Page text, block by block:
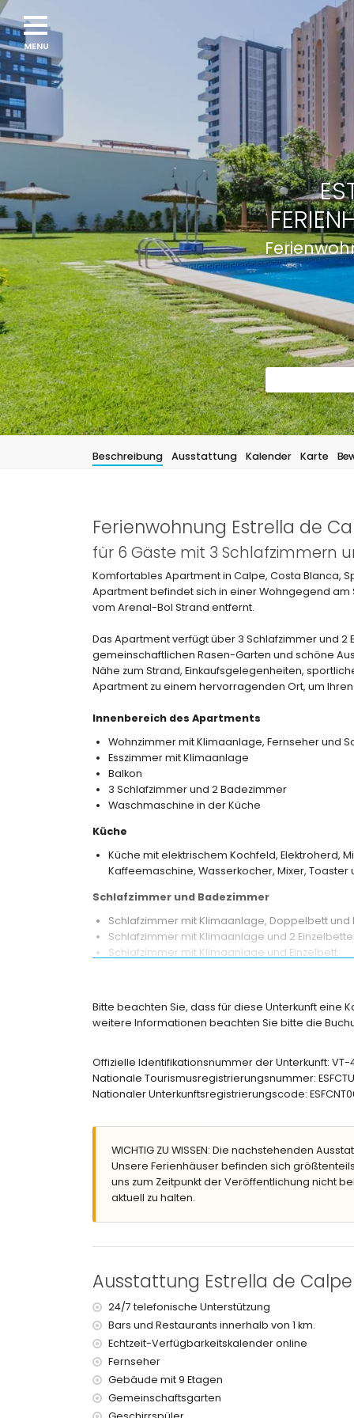
Beschreibung Ausstattung Kalender Karte
Ferienwohnung Estrella de
für 6 Gäste mit 3 Schlafzimmern
Komfortables Apartment in Calpe, Costa Blanca,
Apartment befindet sich in einer Wohngegend am
vom Arenal-Bol Strand entfernt.
Das Apartment verfügt über 3 Schlafzimmer und
gemeinschaftlichen Rasen-Garten und schöne
Nähe zum Strand, Einkaufsgelegenheiten,
Apartment zu einem hervorragenden Ort, um
Innenbereich des Apartments
Wohnzimmer mit Klimaanlage, Fernseher und
Esszimmer mit Klimaanlage
Balkon
3 Schlafzimmer und 2 Badezimmer
Waschmaschine in der Küche
Küche
Küche mit elektrischem Kochfeld, Elektroherd,
Kaffeemaschine, Wasserkocher, Mixer, Toaster
Schlafzimmer und Badezimmer
Schlafzimmer mit Klimaanlage, Doppelbett und
Schlafzimmer mit Klimaanlage und 2
Schlafzimmer mit Klimaanlage und Einzelbett
Außenbereich des Apartments
Rasen-Garten
gemeinschaftlicher Rasen-Garten
Außendusche
Nächster Strand: Arenal-Bol (innerhalb von
Nächster Flughafen: El Altet (Alicante)
Zweitnächster Flughafen: Manises (Valencia) (>
Haustiere sind nicht erlaubt
Ausstattungen und Dienstleistungen, die im
Internet (Glasfaser)
Bügeleisen und Bügelbrett
Bettwäsche und Handtücher
Ausstattungen und Dienstleistungen gegen
zentralheizung
Bitte beachten Sie, dass für diese Unterkunft eine
weitere Informationen beachten Sie bitte die
Offizielle Identifikationsnummer der Unterkunft: VT-
Nationale Tourismusregistrierungsnummer:
Nationaler Unterkunftsregistrierungscode:
WICHTIG ZU WISSEN: Die nachstehenden
Unsere Ferienhäuser befinden sich
uns zum Zeitpunkt der Veröffentlichung nicht
aktuell zu halten.
Ausstattung Estrella de
24/7 telefonische Unterstützung
Bars und Restaurants innerhalb von 1 km.
Echtzeit-Verfügbarkeitskalender online
Fernseher
Gebäude mit 9 Etagen
Gemeinschaftsgarten
Navigation
menu